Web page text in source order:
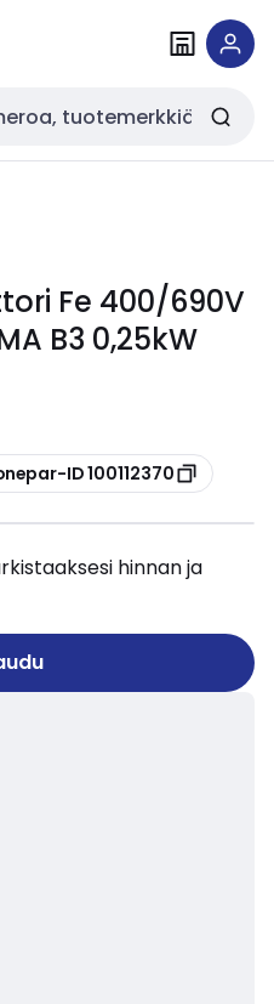
Fe 400/690V
B3 0,25kW
ID 100112370
hinnan ja